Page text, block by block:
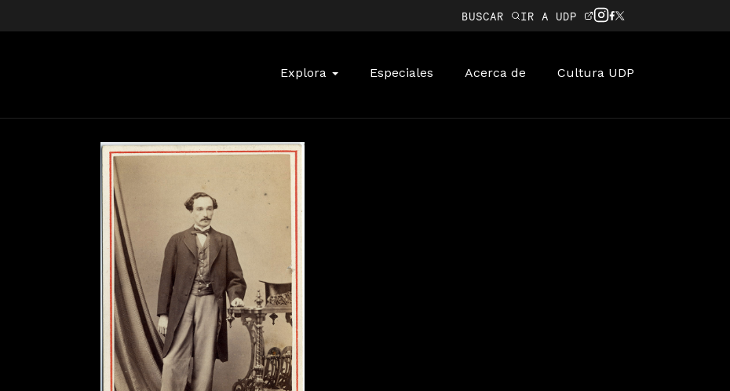
BUSCAR IR A UDP
Explora Especiales Acerca de Cultura UDP